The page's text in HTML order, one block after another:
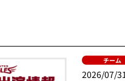
チーム
2026/07/